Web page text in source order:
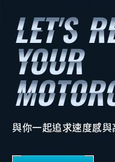
與你一起追求速度感